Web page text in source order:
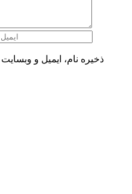
ذخیره نام، ایمیل و